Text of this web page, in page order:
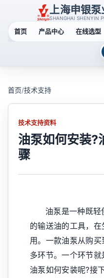
上海申银
SHANGHAI SHENYIN
首页 产品中心 在线选型
首页/技术支持
技术支持资料
油泵如何安装?
骤
油泵是一种既轻
的输送油的工具，
用。一款油泵从购
多环节。一个环节
油泵如何安装呢?接